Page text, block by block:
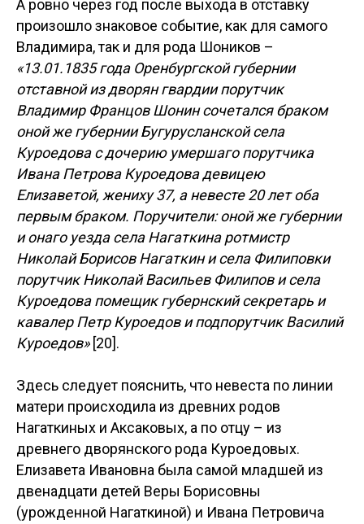
А ровно через год после выхода в отставку
произошло знаковое событие, как для самого
Владимира, так и для рода Шоников –
«13.01.1835 года Оренбургской губернии
отставной из дворян гвардии порутчик
Владимир Францов Шонин сочетался браком
оной же губернии Бугурусланской села
Куроедова с дочерию умершаго порутчика
Ивана Петрова Куроедова девицею
Елизаветой, жениху 37, а невесте 20 лет оба
первым браком. Поручители: оной же губернии
и онаго уезда села Нагаткина ротмистр
Николай Борисов Нагаткин и села Филиповки
порутчик Николай Васильев Филипов и села
Куроедова помещик губернский секретарь и
кавалер Петр Куроедов и подпорутчик Василий
Куроедов»[20].
Здесь следует пояснить, что невеста по линии
матери происходила из древних родов
Нагаткиных и Аксаковых, а по отцу – из
древнего дворянского рода Куроедовых.
Елизавета Ивановна была самой младшей из
двенадцати детей Веры Борисовны
(урожденной Нагаткиной) и Ивана Петровича